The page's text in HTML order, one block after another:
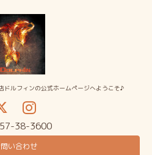
ドルフィンの公式ホームページへようこそ♪
38-3600
い合わせ